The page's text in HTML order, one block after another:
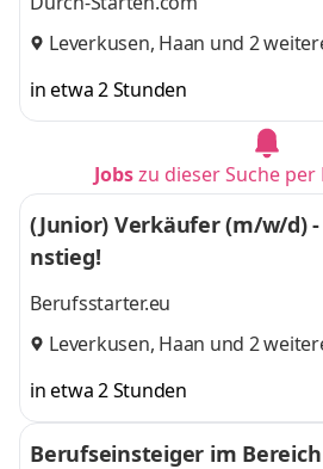
Leverkusen, Haan und 2
in etwa 2 Stunden
Jobszu dieser Suche
(Junior) Verkäufer (m/w/d)
nstieg!
Berufsstarter.eu
Leverkusen, Haan und 2
in etwa 2 Stunden
Berufseinsteiger im